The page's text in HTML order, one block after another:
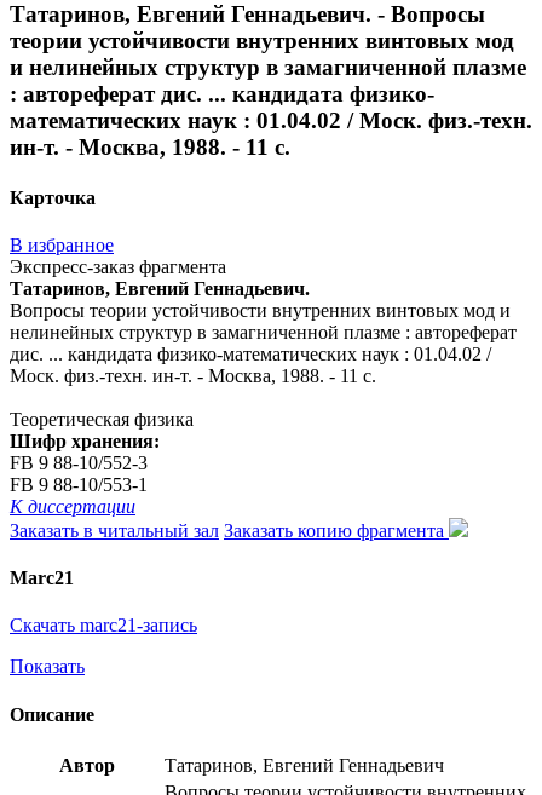
Татаринов, Евгений Геннадьевич. - Вопросы
теории устойчивости внутренних винтовых мод
и нелинейных структур в замагниченной плазме
: автореферат дис. ... кандидата физико-
математических наук : 01.04.02 / Моск. физ.-техн.
ин-т. - Москва, 1988. - 11 с.
Карточка
В избранное
Экспресс-заказ фрагмента
Татаринов, Евгений Геннадьевич.
Вопросы теории устойчивости внутренних винтовых мод и
нелинейных структур в замагниченной плазме : автореферат
дис. ... кандидата физико-математических наук : 01.04.02 /
Моск. физ.-техн. ин-т. - Москва, 1988. - 11 с.
Теоретическая физика
Шифр хранения:
FB 9 88-10/552-3
FB 9 88-10/553-1
К диссертации
Заказать в читальный зал Заказать копию фрагмента
Marc21
Скачать marc21-запись
Показать
Описание
Автор Татаринов, Евгений Геннадьевич